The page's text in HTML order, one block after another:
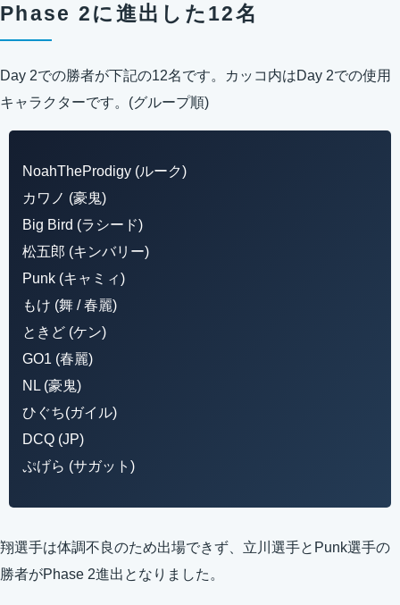
Phase 2に進出した12名
Day 2での勝者が下記の12名です。カッコ内はDay 2での使用
キャラクターです。(グループ順)
NoahTheProdigy (ルーク)
カワノ (豪鬼)
Big Bird (ラシード)
松五郎 (キンバリー)
Punk (キャミィ)
もけ (舞 / 春麗)
ときど (ケン)
GO1 (春麗)
NL (豪鬼)
ひぐち(ガイル)
DCQ (JP)
ぷげら (サガット)
翔選手は体調不良のため出場できず、立川選手とPunk選手の
勝者がPhase 2進出となりました。